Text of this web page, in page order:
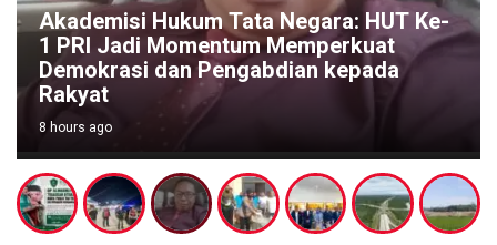
Akademisi Hukum Tata Negara: HUT Ke-
1 PRI Jadi Momentum Memperkuat
Demokrasi dan Pengabdian kepada
Rakyat
8 hours ago